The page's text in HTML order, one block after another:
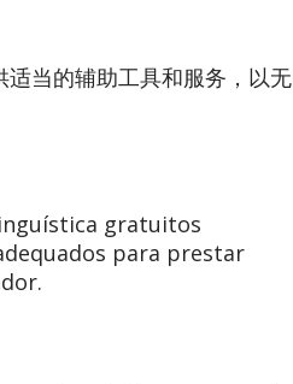
当的辅助工具和服务，以无
gratuitos
para prestar